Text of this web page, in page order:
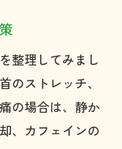
整理してみまし
のストレッチ、
の場合は、静か
、カフェインの